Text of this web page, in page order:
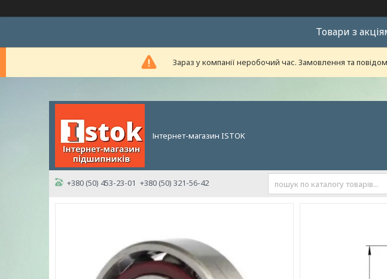
Товари з
Зараз у компанії неробочий час. Замовлення та
Інтернет-магазин ISTOK
+380 (50) 453-23-01 +380 (50) 321-56-42